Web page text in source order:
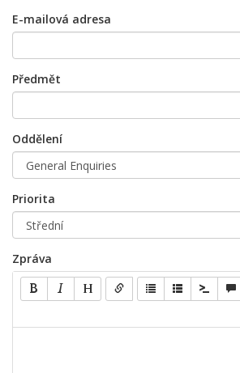
E-mailová adresa
Předmět
Oddělení
Priorita
Zpráva